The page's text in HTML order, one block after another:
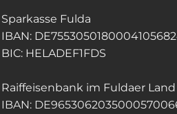
Sparkasse Fulda
IBAN:
BIC: HELADEF1FDS
Raiffeisenbank im Fuldaer Land
IBAN: